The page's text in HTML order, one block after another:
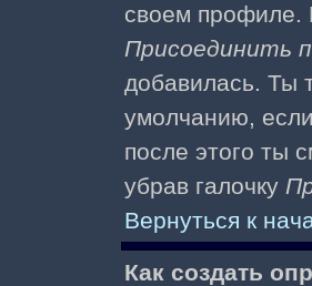
своем профиле.
Присоединить
добавилась. Ты
умолчанию,
после этого ты
убрав галочку
Вернуться к
Как создать